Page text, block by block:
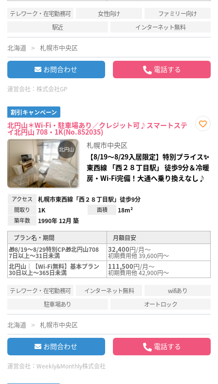
テレワーク・在宅勤務可 女性向け
ファミリー向け
駅近
インターネット無料
北海道 札幌市中央区
お問合わせ 電話する
運営会社： 株式会社GP
割引キャンペーン
北円山＊Wi-Fi・駐車場あり／クレジット可♪スマートステ
イ北円山 708・1K(No.852035)
録
札幌市中央区
【8/19〜8/29入居限定】特別プライス✨
東西線 「西２８丁目駅」 徒歩9分＆冷暖
房・Wi-Fi完備！大通へ乗り換えなし♪
アクセス 札幌市東西線「西２８丁目駅」徒歩9分
間取り 1K 面積 18m²
築年数 1990年 12月 築
プラン名・期間
月額目安
🎁8/19～8/29特別CP🎁北円山708
7日以上～31日未満
32,400円/月～
初期費用他 39,600円～
北円山｜【Wi-Fi無料】基本プラン
30日以上～365日未満
111,500円/月～
初期費用他 42,900円～
テレワーク・在宅勤務可 インターネット無料
wifiあり
駐車場あり
オートロック
北海道 札幌市中央区
お問合わせ 電話する
運営会社： Weekly&Monthly株式会社